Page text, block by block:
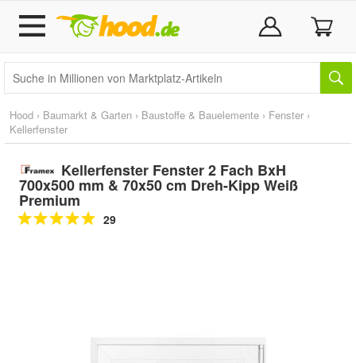
Hood › Baumarkt & Garten › Baustoffe & Bauelemente › Fenster ›
Kellerfenster
Kellerfenster Fenster 2 Fach BxH
700x500 mm & 70x50 cm Dreh-Kipp Weiß
Premium
29